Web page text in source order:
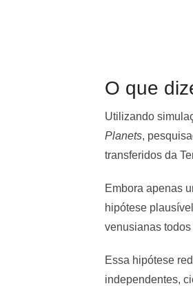
O que
Utilizando
Planets,
transferidos da
Embora apenas
hipótese
venusianas todos
Essa hipótese
independentes,